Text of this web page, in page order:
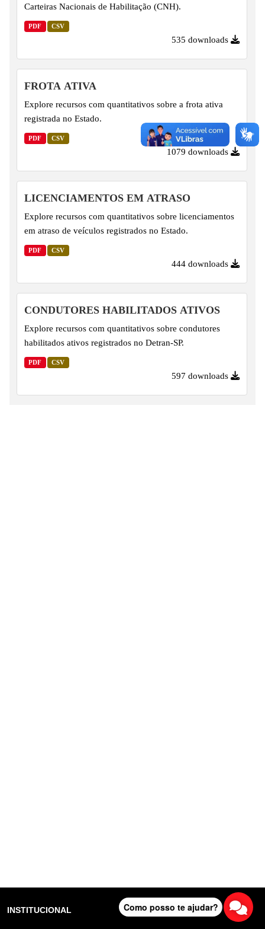
Carteiras Nacionais de Habilitação (CNH).
PDF CSV
535 downloads
FROTA ATIVA
Explore recursos com quantitativos sobre a frota ativa
registrada no Estado.
PDF CSV
1079 downloads
LICENCIAMENTOS EM ATRASO
Explore recursos com quantitativos sobre licenciamentos
em atraso de veículos registrados no Estado.
PDF CSV
444 downloads
CONDUTORES HABILITADOS ATIVOS
Explore recursos com quantitativos sobre condutores
habilitados ativos registrados no Detran-SP.
PDF CSV
597 downloads
INSTITUCIONAL Como posso te ajudar?